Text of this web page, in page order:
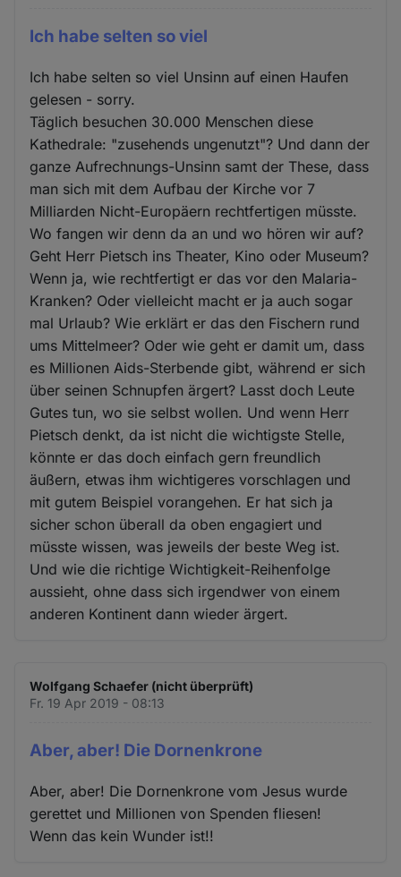
Ich habe selten so viel
Ich habe selten so viel Unsinn auf einen Haufen
gelesen - sorry.
Täglich besuchen 30.000 Menschen diese
Kathedrale: "zusehends ungenutzt"? Und dann der
ganze Aufrechnungs-Unsinn samt der These, dass
man sich mit dem Aufbau der Kirche vor 7
Milliarden Nicht-Europäern rechtfertigen müsste.
Wo fangen wir denn da an und wo hören wir auf?
Geht Herr Pietsch ins Theater, Kino oder Museum?
Wenn ja, wie rechtfertigt er das vor den Malaria-
Kranken? Oder vielleicht macht er ja auch sogar
mal Urlaub? Wie erklärt er das den Fischern rund
ums Mittelmeer? Oder wie geht er damit um, dass
es Millionen Aids-Sterbende gibt, während er sich
über seinen Schnupfen ärgert? Lasst doch Leute
Gutes tun, wo sie selbst wollen. Und wenn Herr
Pietsch denkt, da ist nicht die wichtigste Stelle,
könnte er das doch einfach gern freundlich
äußern, etwas ihm wichtigeres vorschlagen und
mit gutem Beispiel vorangehen. Er hat sich ja
sicher schon überall da oben engagiert und
müsste wissen, was jeweils der beste Weg ist.
Und wie die richtige Wichtigkeit-Reihenfolge
aussieht, ohne dass sich irgendwer von einem
anderen Kontinent dann wieder ärgert.
Wolfgang Schaefer (nicht überprüft)
Fr. 19 Apr 2019 - 08:13
Aber, aber! Die Dornenkrone
Aber, aber! Die Dornenkrone vom Jesus wurde
gerettet und Millionen von Spenden fliesen!
Wenn das kein Wunder ist!!